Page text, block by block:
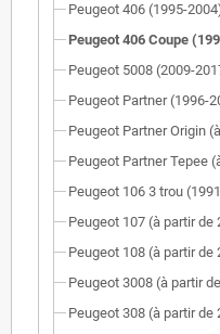
Peugeot 406 (1995-
Peugeot 406 Coupe
Peugeot 5008 (2009-
Peugeot Partner (1996-
Peugeot Partner Origin
Peugeot Partner Tepee
Peugeot 106 3 trou
Peugeot 107 (à partir de
Peugeot 108 (à partir de
Peugeot 3008 (à partir
Peugeot 308 (à partir de